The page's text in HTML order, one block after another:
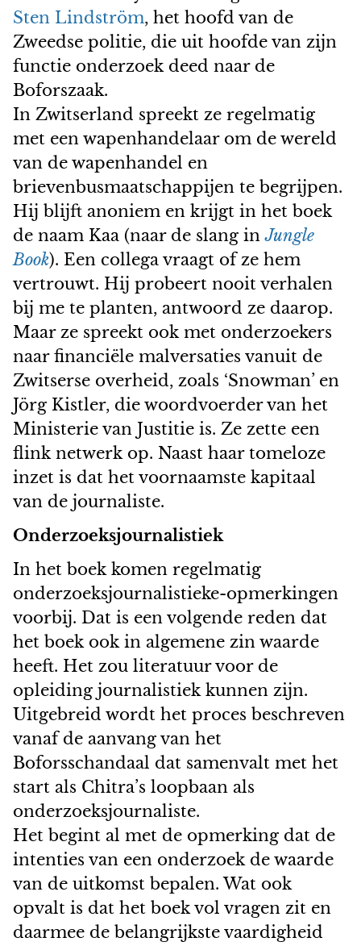
Sten Lindström, het hoofd van de
Zweedse politie, die uit hoofde van zijn
functie onderzoek deed naar de
Boforszaak.
In Zwitserland spreekt ze regelmatig
met een wapenhandelaar om de wereld
van de wapenhandel en
brievenbusmaatschappijen te begrijpen.
Hij blijft anoniem en krijgt in het boek
de naam Kaa (naar de slang inJungle
Book). Een collega vraagt of ze hem
vertrouwt. Hij probeert nooit verhalen
bij me te planten, antwoord ze daarop.
Maar ze spreekt ook met onderzoekers
naar financiële malversaties vanuit de
Zwitserse overheid, zoals ‘Snowman’ en
Jörg Kistler, die woordvoerder van het
Ministerie van Justitie is. Ze zette een
flink netwerk op. Naast haar tomeloze
inzet is dat het voornaamste kapitaal
van de journaliste.
Onderzoeksjournalistiek
In het boek komen regelmatig
onderzoeksjournalistieke-opmerkingen
voorbij. Dat is een volgende reden dat
het boek ook in algemene zin waarde
heeft. Het zou literatuur voor de
opleiding journalistiek kunnen zijn.
Uitgebreid wordt het proces beschreven
vanaf de aanvang van het
Boforsschandaal dat samenvalt met het
start als Chitra’s loopbaan als
onderzoeksjournaliste.
Het begint al met de opmerking dat de
intenties van een onderzoek de waarde
van de uitkomst bepalen. Wat ook
opvalt is dat het boek vol vragen zit en
daarmee de belangrijkste vaardigheid